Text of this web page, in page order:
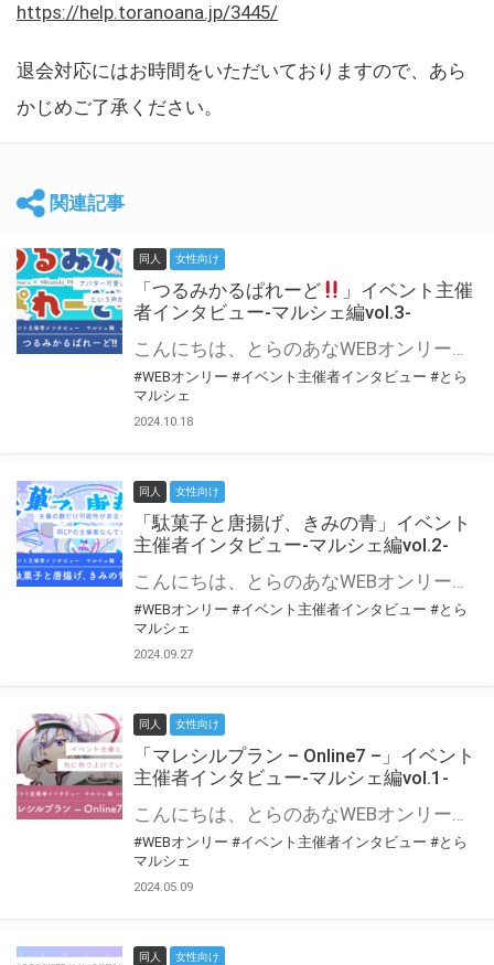
https://help.toranoana.jp/3445/
退会対応にはお時間をいただいておりますので、あら
かじめご了承ください。
関連記事
同人 女性向け
「つるみかるぱれーど
」イベント主催
者インタビュー-マルシェ編vol.3-
こんにちは、とらのあなWEBオンリー運営スタッフです。 新たにお届けする、イベント主催者インタビュー-マルシェ編-は、 とらのあなWEBオンリー「マルシェ」をご利用した主催様に 「マルシェ」を使って開催した感想や心がけをお聞きする企画です。 今回は、WEBオンリー初開催「つるみかるぱれーど
#WEBオンリー #イベント主催者インタビュー #とら
マルシェ
2024.10.18
同人 女性向け
「駄菓子と唐揚げ、きみの青」イベント
主催者インタビュー-マルシェ編vol.2-
こんにちは、とらのあなWEBオンリー運営スタッフです。 新たにお届けする、イベント主催者インタビュー-マルシェ編-は、 とらのあなWEBオンリー「マルシェ」をご利用の主催様に 「マルシェ」を使ってイベントを開催した感想や心がけをお聞きする企画です。 今回は、WEBオンリー初開催「駄菓子と唐揚げ、きみの青」より、 主催のぎこ六屋様にお話を伺いました。 協力：ぎこ六屋様／イベント公式Twitter（@krkgwks） とらのあなWEBオンリー「マルシェ」とは？ WEBオンリーでリアルタイムでコミュニケーションがとれるオンライン会場です。
#WEBオンリー #イベント主催者インタビュー #とら
マルシェ
2024.09.27
同人 女性向け
「マレシルプラン – Online7 –」イベント
主催者インタビュー-マルシェ編vol.1-
こんにちは、とらのあなWEBオンリー運営スタッフです。 新たにお届けする、イベント主催者インタビュー-マルシェ編-は、 とらのあなWEBオンリー「マルシェ」をご利用した主催様に 「マルシェ」を使って開催した感想や心がけをお聞きする企画です。 今回は、WEBオンリー開催7回目迎えた「マレシルプラン – Online7 –」より、 主催の玉川うた様にお話を伺いました。 ▼マレシルプランのインタビュー前回記事 「イベント主催者インタビュー vol.6」はこちら 協力：玉川うた様（マレシルプラン実行委員会 代表）／イベント公式Twitter（@mallesil_plan） とらのあなWEBオンリー「マルシェ」とは？ WEBオンリーでリアルタイムでコミュニケーションがとれるオンライン会場です。
#WEBオンリー #イベント主催者インタビュー #とら
マルシェ
2024.05.09
同人 女性向け